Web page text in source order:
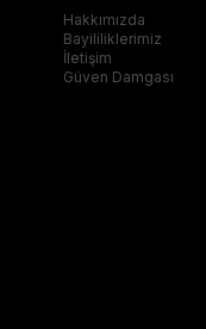
Hakkımızda
Bayililiklerimiz
İletişim
Güven Damgası